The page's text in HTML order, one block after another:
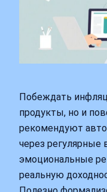
Побеждать
продукты, но и
рекомендуют
через регулярные
эмоциональные
реальную